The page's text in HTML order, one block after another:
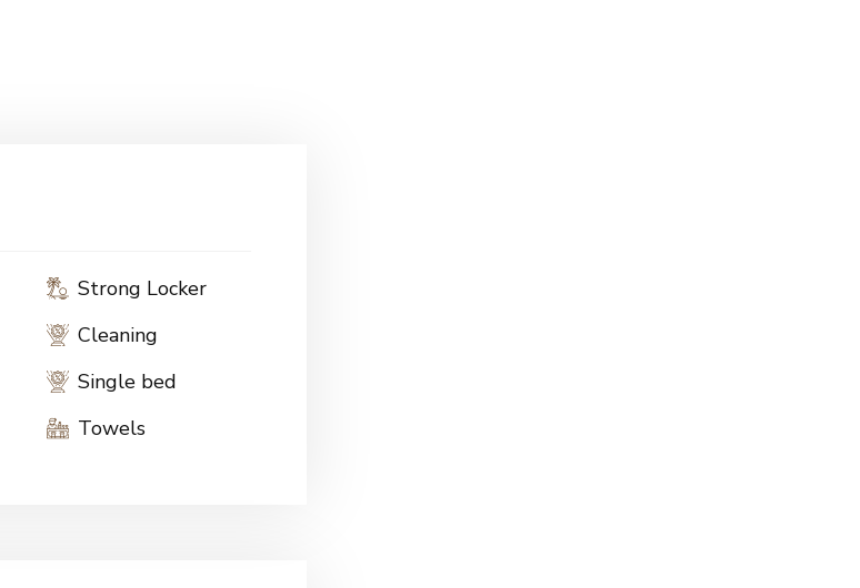
Strong Locker
Cleaning
Single bed
Towels